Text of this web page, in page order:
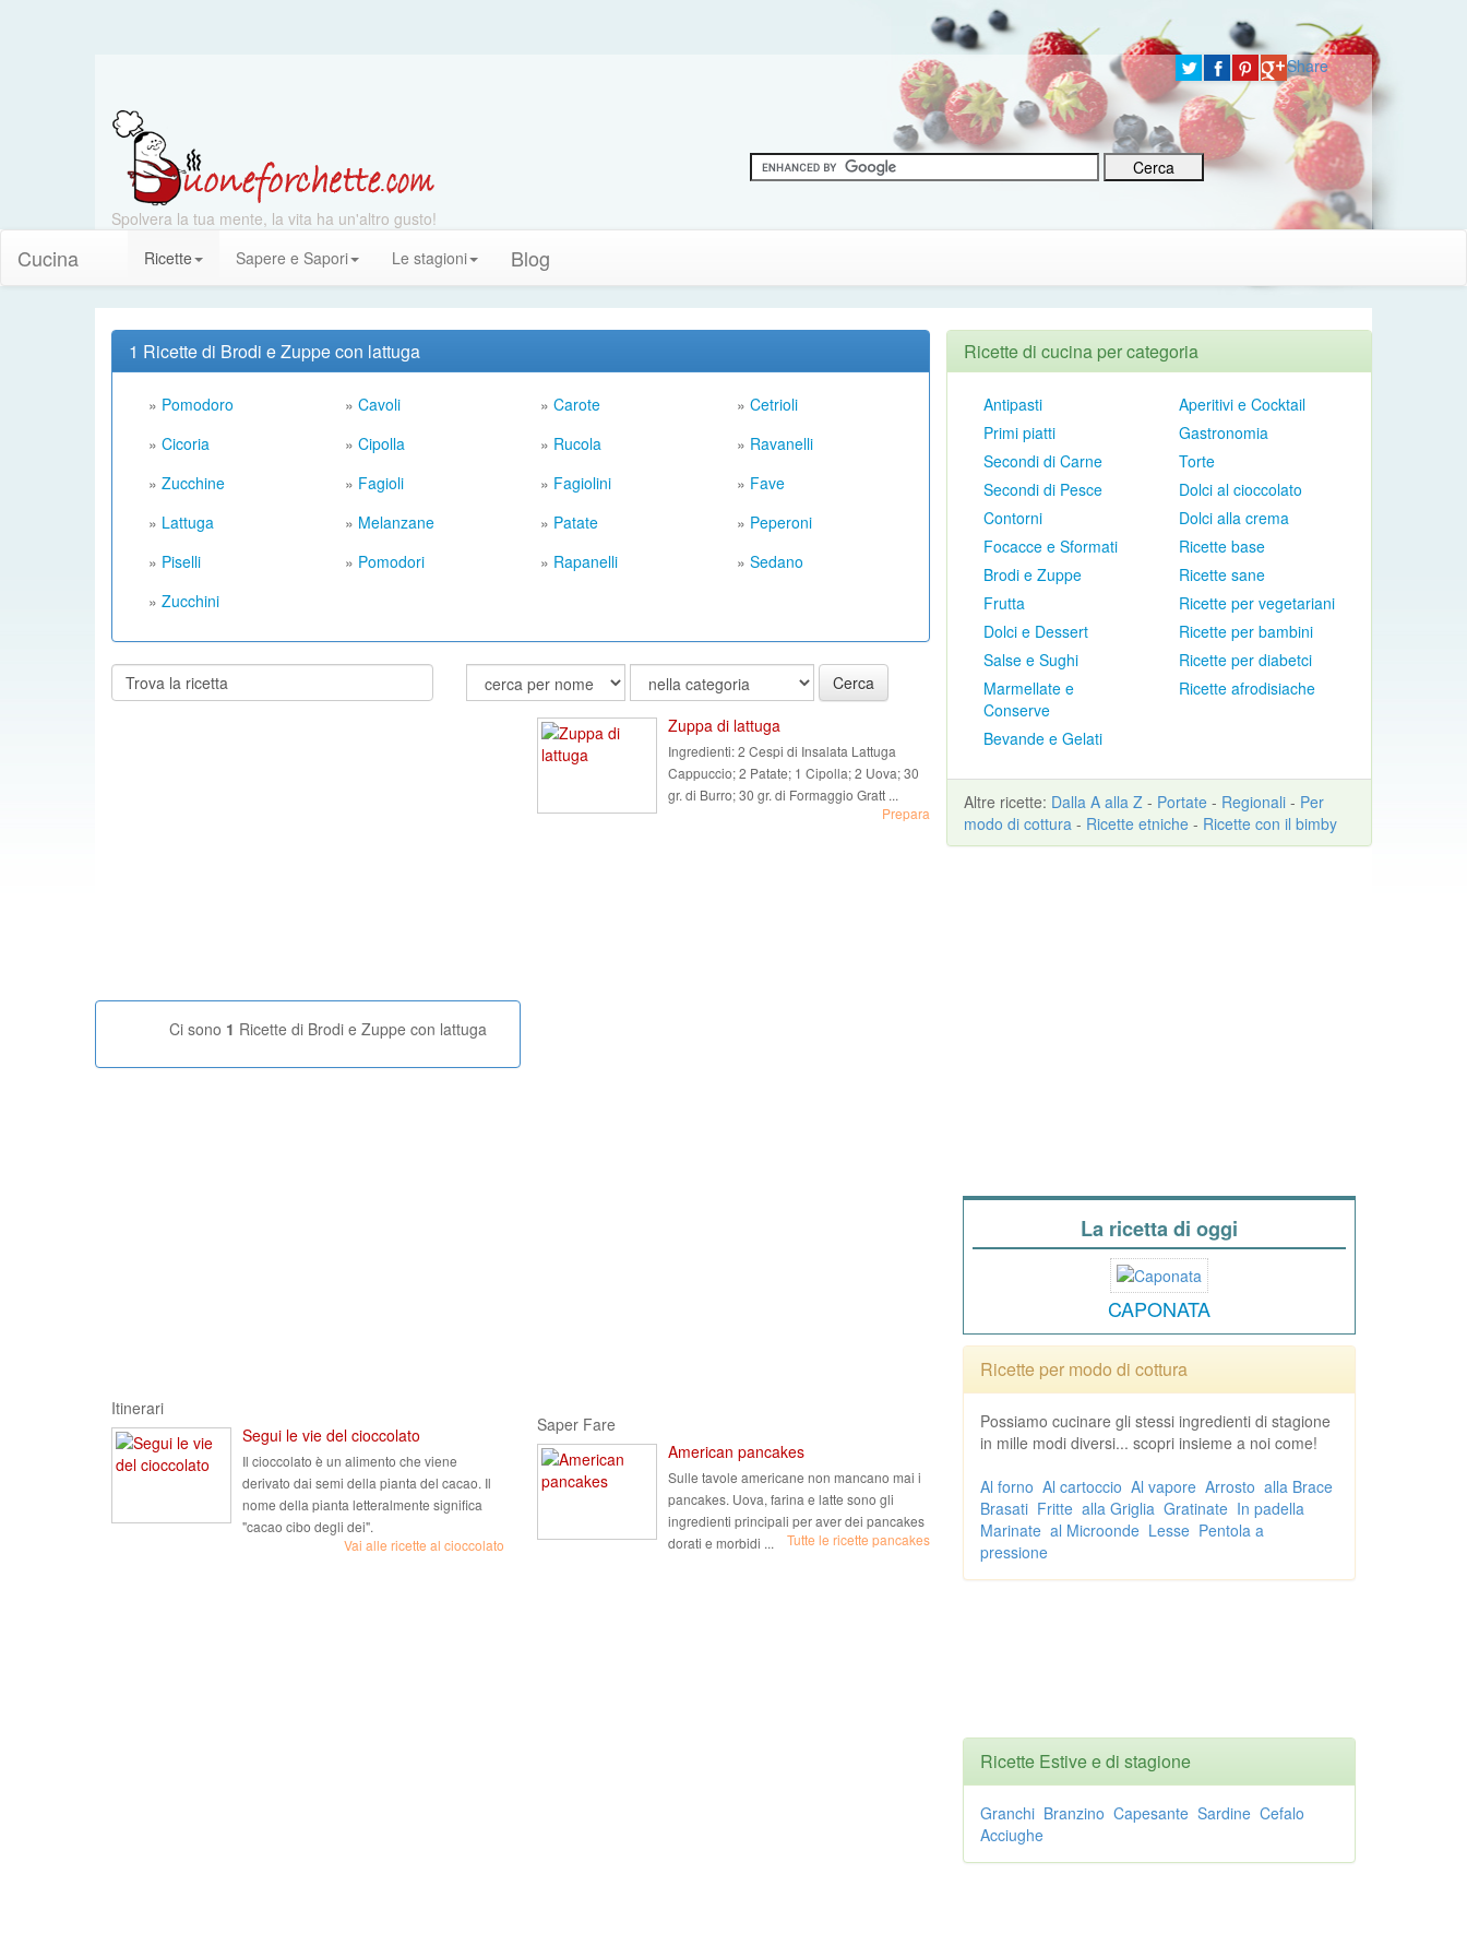
Share
Spolvera la tua mente, la vita ha un'altro gusto!
Cucina Ricette Sapere e Sapori Le stagioni Blog
1 Ricette di Brodi e Zuppe con lattuga
» Pomodoro » Cavoli » Carote » Cetrioli
» Cicoria » Cipolla » Rucola » Ravanelli
» Zucchine » Fagioli » Fagiolini » Fave
» Lattuga » Melanzane » Patate » Peperoni
» Piselli » Pomodori » Rapanelli » Sedano
» Zucchini
Cerca
Cerca
Zuppa di lattuga
Ingredienti:2 Cespi di Insalata Lattuga
Cappuccio; 2 Patate; 1 Cipolla; 2 Uova; 30
gr. di Burro; 30 gr. di Formaggio Gratt ...
Prepara
Ci sono 1 Ricette di Brodi e Zuppe con lattuga
Itinerari
Segui le vie del cioccolato
Il cioccolato è un alimento che viene
derivato dai semi della pianta del cacao. Il
nome della pianta letteralmente significa
"cacao cibo degli dei".
Vai alle ricette al cioccolato
Saper Fare
American pancakes
Sulle tavole americane non mancano mai i
pancakes. Uova, farina e latte sono gli
ingredienti principali per aver dei pancakes
dorati e morbidi ...
Tutte le ricette pancakes
Ricette di cucina per categoria
Antipasti
Primi piatti
Secondi di Carne
Secondi di Pesce
Contorni
Focacce e Sformati
Brodi e Zuppe
Frutta
Dolci e Dessert
Salse e Sughi
Marmellate e
Conserve
Bevande e Gelati
Aperitivi e Cocktail
Gastronomia
Torte
Dolci al cioccolato
Dolci alla crema
Ricette base
Ricette sane
Ricette per vegetariani
Ricette per bambini
Ricette per diabetci
Ricette afrodisiache
Altre ricette: Dalla A alla Z - Portate - Regionali - Per
modo di cottura - Ricette etniche - Ricette con il bimby
La ricetta di oggi
CAPONATA
Ricette per modo di cottura
Possiamo cucinare gli stessi ingredienti di stagione
in mille modi diversi... scopri insieme a noi come!
Al forno Al cartoccio Al vapore Arrosto alla Brace
Brasati Fritte alla Griglia Gratinate In padella
Marinate al Microonde Lesse Pentola a
pressione
Ricette Estive e di stagione
Granchi Branzino Capesante Sardine Cefalo
Acciughe